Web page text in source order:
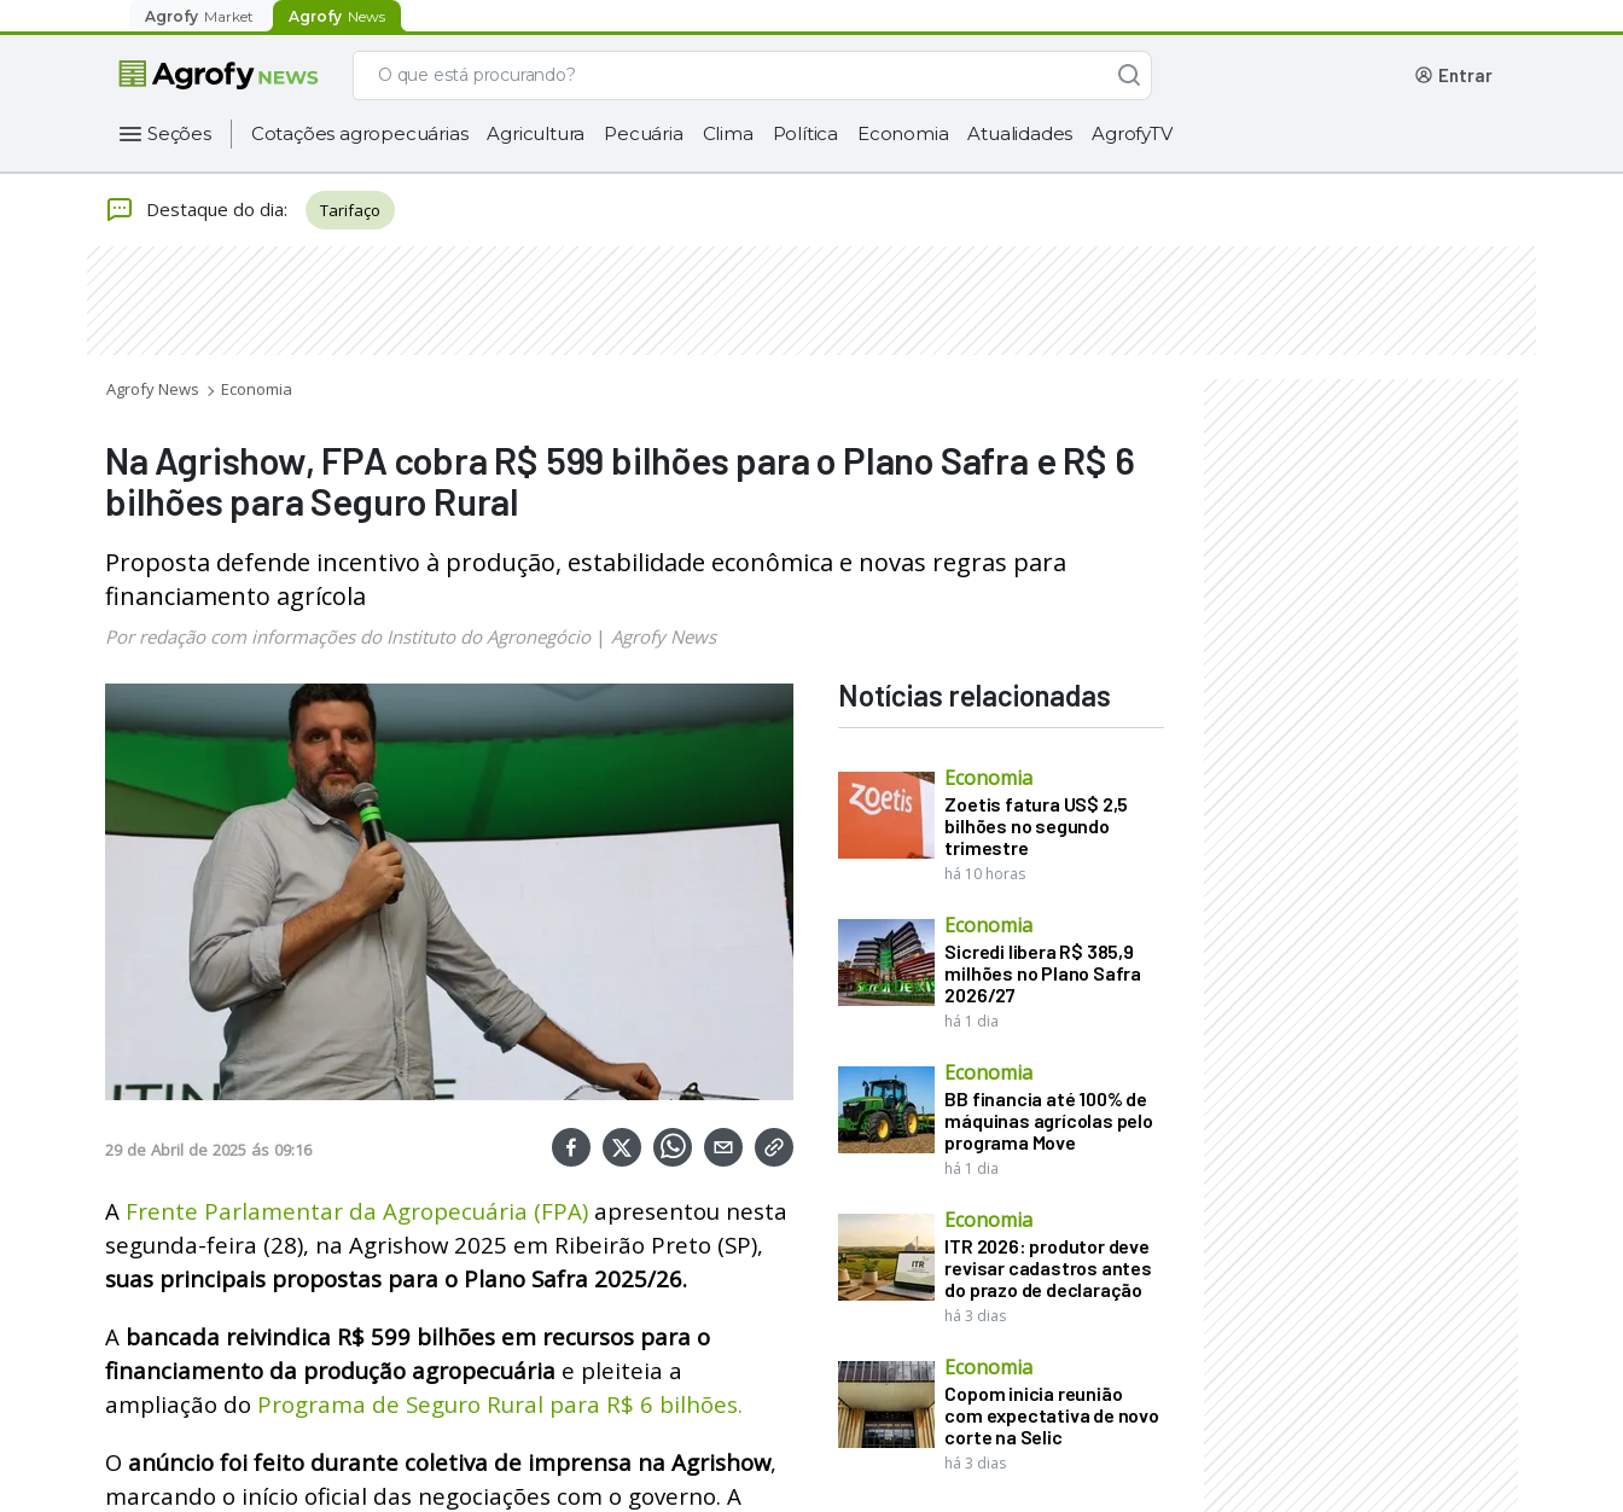
Agrofy Market Agrofy News
entrar
Seções Cotações agropecuárias Agricultura Pecuária Clima Política Economia Atualidades AgrofyTV
Destaque do dia: Tarifaço
Agrofy News Economia
Na Agrishow, FPA cobra R$ 599 bilhões para o Plano Safra e R$ 6
bilhões para Seguro Rural
Proposta defende incentivo à produção, estabilidade econômica e novas regras para
financiamento agrícola
Por redação com informações do Instituto do Agronegócio| Agrofy News
29 de Abril de 2025 ás 09:16
A Frente Parlamentar da Agropecuária (FPA) apresentou nesta
segunda-feira (28), na Agrishow 2025 em Ribeirão Preto (SP),
suas principais propostas para o Plano Safra 2025/26.
A bancada reivindica R$ 599 bilhões em recursos para o
financiamento da produção agropecuária e pleiteia a
ampliação do Programa de Seguro Rural para R$ 6 bilhões.
O anúncio foi feito durante coletiva de imprensa na Agrishow,
marcando o início oficial das negociações com o governo. A
Notícias relacionadas
Economia
Zoetis fatura US$ 2,5
bilhões no segundo
trimestre
há 10 horas
Economia
Sicredi libera R$ 385,9
milhões no Plano Safra
2026/27
há 1 dia
Economia
BB financia até 100% de
máquinas agrícolas pelo
programa Move
há 1 dia
Economia
ITR 2026: produtor deve
revisar cadastros antes
do prazo de declaração
há 3 dias
Economia
Copom inicia reunião
com expectativa de novo
corte na Selic
há 3 dias